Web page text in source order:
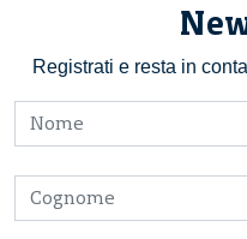
Registrati e resta in